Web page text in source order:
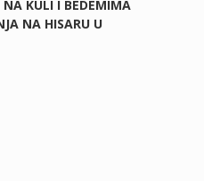
NA KULI I BEDEMIMA
NA HISARU U